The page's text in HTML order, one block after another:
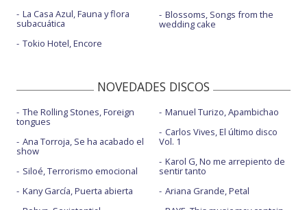
La Casa Azul, Fauna y flora
subacuática
Tokio Hotel, Encore
Blossoms, Songs from the
wedding cake
NOVEDADES DISCOS
The Rolling Stones, Foreign
tongues
Ana Torroja, Se ha acabado el
show
Siloé, Terrorismo emocional
Kany García, Puerta abierta
Manuel Turizo, Apambichao
Carlos Vives, El último disco
Vol. 1
Karol G, No me arrepiento de
sentir tanto
Ariana Grande, Petal